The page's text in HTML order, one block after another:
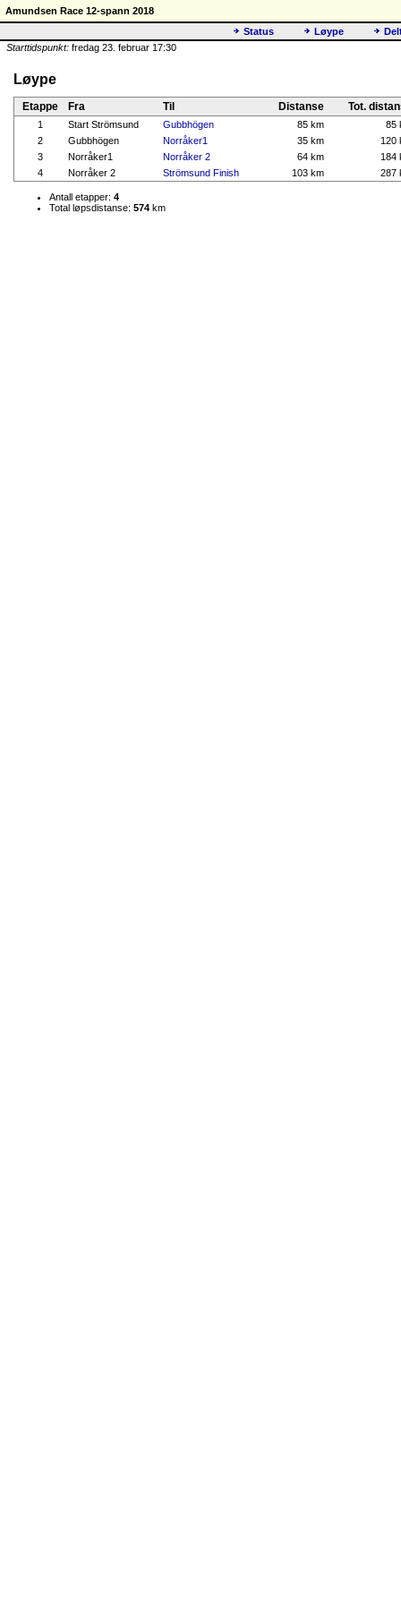
Amundsen Race 12-spann 2018
Status
Løype
Starttidspunkt: fredag 23. februar 17:30
Løype
Etappe Fra Til Distanse Tot.
1 Start Strömsund Gubbhögen 85 km
85
2
Gubbhögen Norråker1 35 km
120
3
Norråker1 Norråker 2 64 km
184
4
Norråker 2 Strömsund Finish 103 km 287
Antall etapper: 4
Total løpsdistanse: 574 km